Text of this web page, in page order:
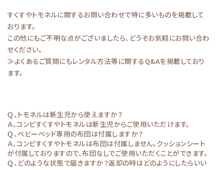
すくすやトモネルに関するお問い合わせで特に多いものを掲載して
おります。
この他にもご不明な点がございましたら、どうぞお気軽にお問い合わ
せください。
≫よくあるご質問にもレンタル方法等に関するQ&Aを掲載しており
ます。
Ｑ、トモネルは新生児から使えますか？
Ａ、コンビすくすやトモネルは新生児からご使用いただけます。
Ｑ、ベビーベッド専用の布団は付属しますか？
Ａ、コンビすくすやトモネルは布団は付属しません。クッションシート
が付属しておりますので、布団なしでご使用いただくことができます。
Ｑ、どのような状態で届きますか？返却の時はどのようにしたらいい